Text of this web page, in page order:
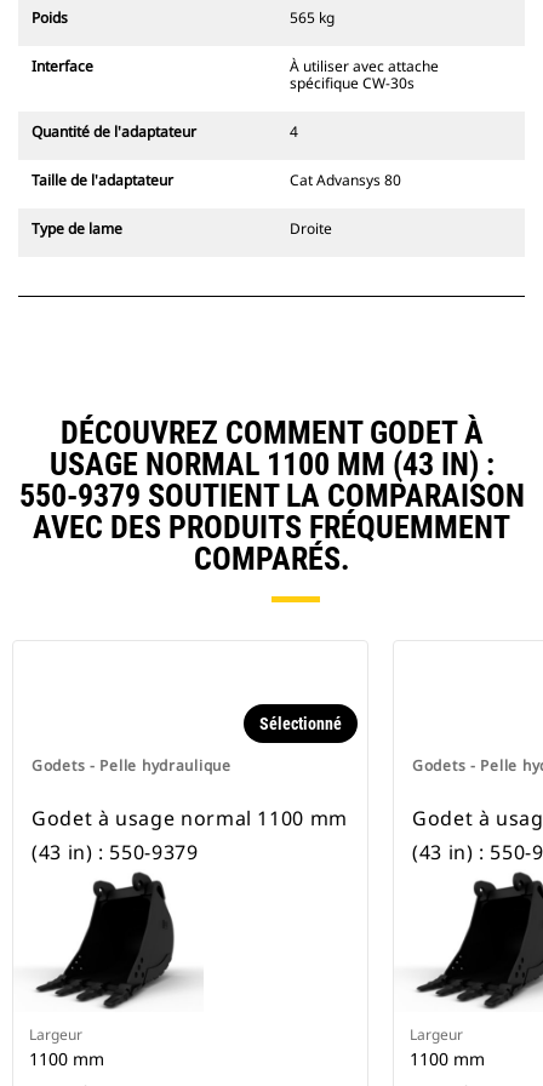
champ de vision du conducteur.
Les attaches à accouplement par
axes Cat sont compatibles avec les
352 et toutes les pelles sur pneus.
tranchée sont également
Les équipements compatibles avec
rapide fixes. Les attaches spéciales
Les attaches spéciales CW sont
disponibles pour toutes les pelles
hydrauliques à chaines et sur
pneus.
Poids 565 kg
Interface
À utiliser avec attache
spécifique CW-30s
Quantité de l'adaptateur 4
Taille de l'adaptateur Cat Advansys 80
Type de lame Droite
DÉCOUVREZ COMMENT GODET À
USAGE NORMAL 1100 MM (43 IN) :
550-9379 SOUTIENT LA COMPARAISON
AVEC DES PRODUITS FRÉQUEMMENT
COMPARÉS.
Godets - Pelle hydraulique
Sélectionné
Godet à usage normal 1100 mm
(43 in) : 550-9379
Largeur
1100 mm
Godets - Pelle
Godet à
(43 in) : 550-
Largeur
1100 mm